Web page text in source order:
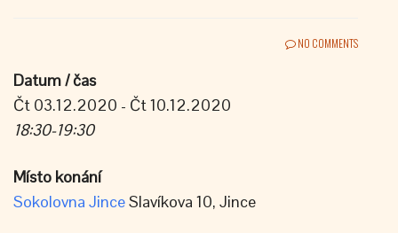
NO COMMENTS
Datum / čas
Čt 03.12.2020 - Čt 10.12.2020
18:30-19:30
Místo konání
Sokolovna JinceSlavíkova 10, Jince